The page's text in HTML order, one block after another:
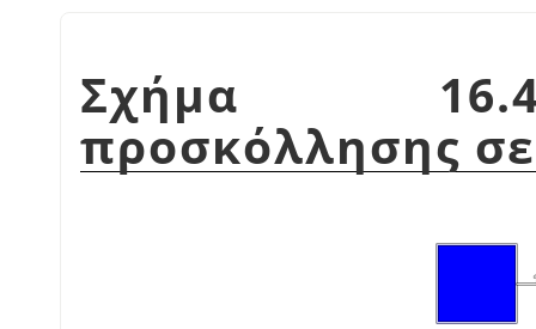
Σχήμα
προσκόλλησης